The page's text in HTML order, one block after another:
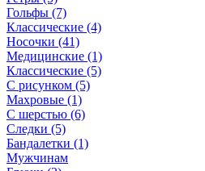
Гольфы (7)
Классические (4)
Носочки (41)
Медицинские (1)
Классические (5)
С рисунком (5)
Махровые (1)
С шерстью (6)
Следки (5)
Бандалетки (1)
Мужчинам